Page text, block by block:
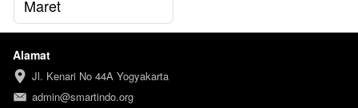
Maret
Alamat
Jl. Kenari No 44A Yogyakarta
admin@smartindo.org